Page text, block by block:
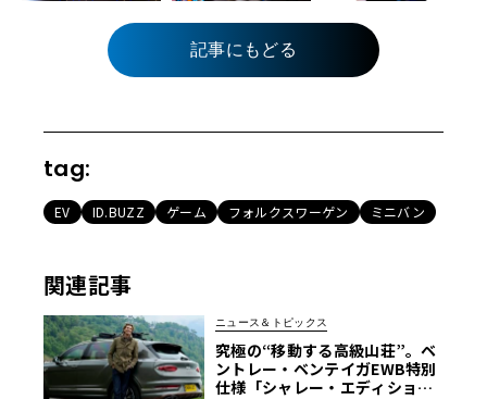
記事にもどる
tag:
EV ID.BUZZ ゲーム フォルクスワーゲン ミニバン
関連記事
ニュース＆トピックス
究極の“移動する高級山荘”。ベ
ントレー・ベンテイガEWB特別
仕様「シャレー・エディショ